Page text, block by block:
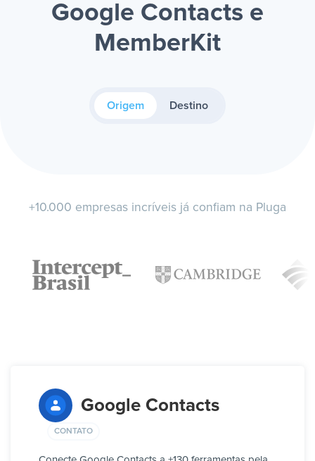
Google Contacts e
MemberKit
Origem Destino
+10.000 empresas incríveis já confiam na Pluga
Google Contacts
CONTATO